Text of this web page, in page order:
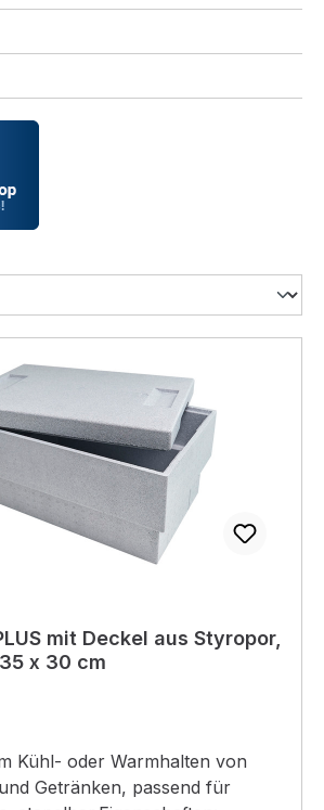
mit Deckel aus Styropor,
x 30 cm
Kühl- oder Warmhalten von
Getränken, passend für